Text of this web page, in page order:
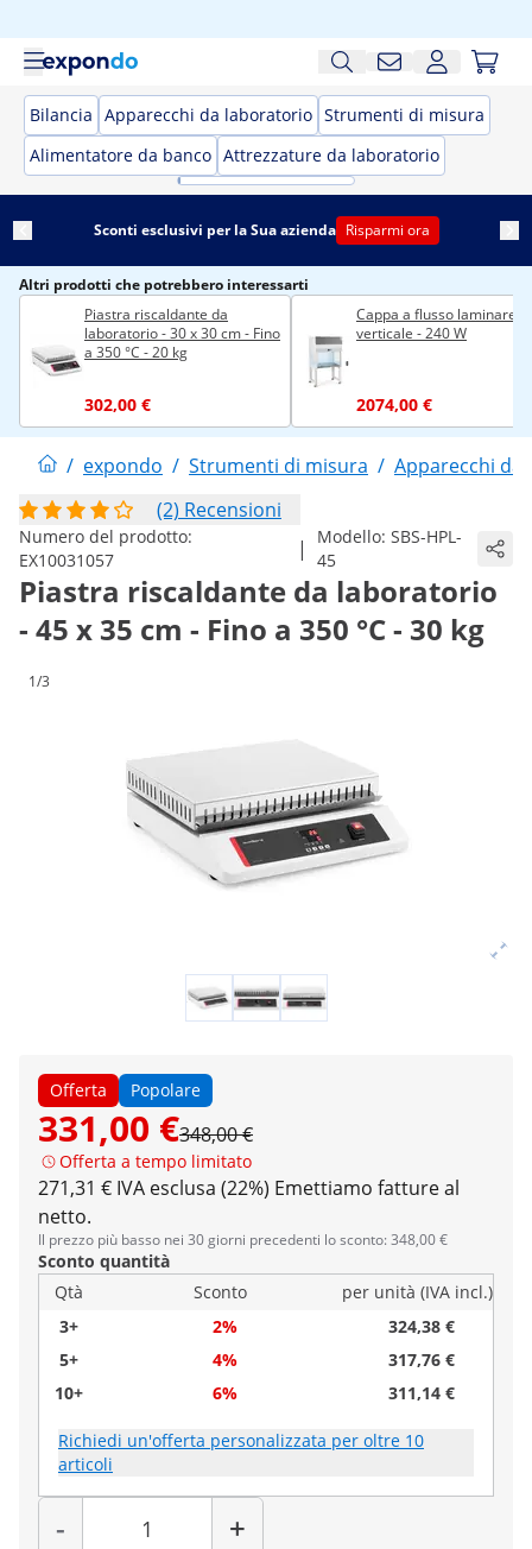
Bilancia Apparecchi da laboratorio Strumenti di misura
Alimentatore da banco Attrezzature da laboratorio
Sconti esclusivi per la Sua azienda Risparmi ora
Altri prodotti che potrebbero interessarti
Piastra riscaldante da
laboratorio - 30 x 30 cm - Fino
a 350 °C - 20 kg
302,00 €
Cappa a flusso laminare
verticale - 240 W
2074,00 €
/ expondo / Strumenti di misura / Apparecchi
(2) Recensioni
Numero del prodotto:
EX10031057
| Modello: SBS-HPL-
45
Piastra riscaldante da laboratorio
- 45 x 35 cm - Fino a 350 °C - 30 kg
1/3
Offerta Popolare
331,00 €348,00 €
Offerta a tempo limitato
271,31 € IVA esclusa (22%) Emettiamo fatture al
netto.
Il prezzo più basso nei 30 giorni precedenti lo sconto: 348,00 €
Sconto quantità
Qtà
Sconto
per unità (IVA incl.)
3+
2%
324,38 €
5+
4%
317,76 €
10+
6% 311,14 €
Richiedi un'offerta personalizzata per oltre 10
articoli
-
Quantità
+